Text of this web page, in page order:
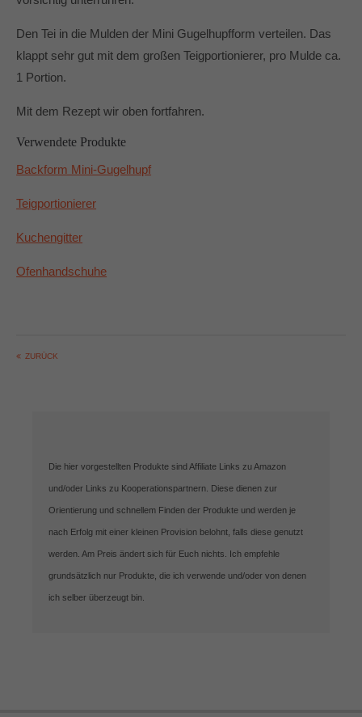
Den Tei in die Mulden der Mini Gugelhupfform verteilen. Das
klappt sehr gut mit dem großen Teigportionierer, pro Mulde ca.
1 Portion.
Mit dem Rezept wir oben fortfahren.
Verwendete Produkte
Backform Mini-Gugelhupf
Teigportionierer
Kuchengitter
Ofenhandschuhe
ZURÜCK
Die hier vorgestellten Produkte sind Affiliate Links zu Amazon
und/oder Links zu Kooperationspartnern. Diese dienen zur
Orientierung und schnellem Finden der Produkte und werden je
nach Erfolg mit einer kleinen Provision belohnt, falls diese genutzt
werden. Am Preis ändert sich für Euch nichts. Ich empfehle
grundsätzlich nur Produkte, die ich verwende und/oder von denen
ich selber überzeugt bin.